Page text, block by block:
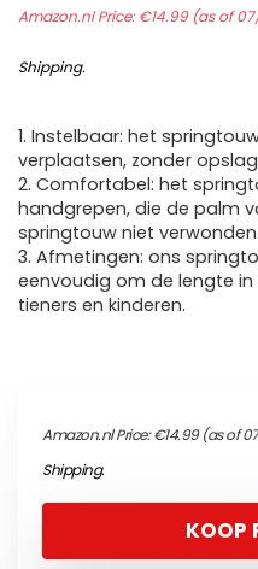
Amazon.nl Price:€14.99(as of
Shipping.
1. Instelbaar: het
verplaatsen, zonder
2. Comfortabel: het
handgrepen, die de palm
springtouw niet verwonden.
3. Afmetingen: ons
eenvoudig om de lengte
tieners en kinderen.
Amazon.nl Price:€14.99(as of
Shipping.
KOOP